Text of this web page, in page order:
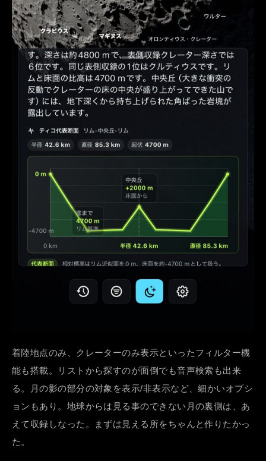
着陸地点のみ、クレーターのみ表示といったフィルター機
能も搭載。リストから探すのが面倒でも音声検索も出来
る。月の影の部分の対象を表示/非表示など、細かいオプシ
ョンもあり。地球からは見る事のできない月の裏側は、あ
えて収録しなった。まずは見える所をちゃんと作りたかっ
た。